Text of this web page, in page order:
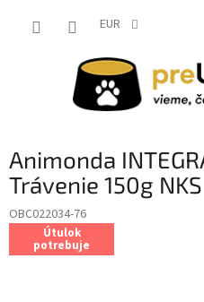
EUR
Animonda
Trávenie 150g NKS
OBC022034-76
Útulok
potrebuje